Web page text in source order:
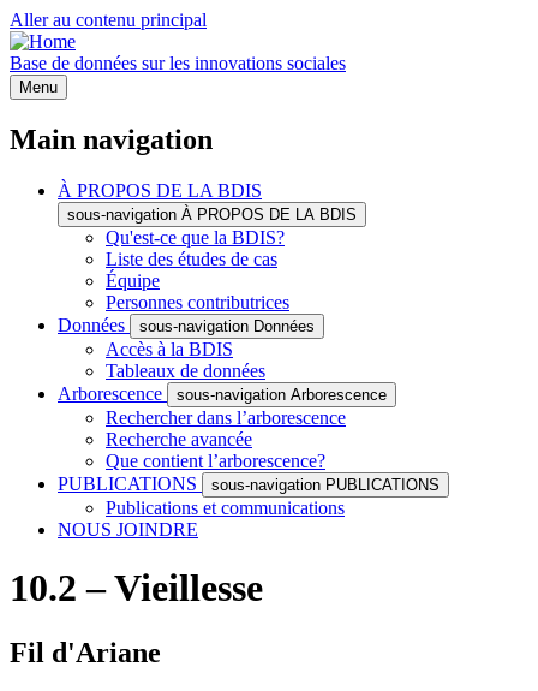
Aller au contenu principal
Base de données sur les innovations sociales
Menu
Main navigation
À PROPOS DE LA BDIS
sous-navigation À PROPOS DE LA BDIS
Qu'est-ce que la BDIS?
Liste des études de cas
Équipe
Personnes contributrices
Données
sous-navigation Données
Accès à la BDIS
Tableaux de données
Arborescence
sous-navigation Arborescence
Rechercher dans l’arborescence
Recherche avancée
Que contient l’arborescence?
PUBLICATIONS
sous-navigation PUBLICATIONS
Publications et communications
NOUS JOINDRE
10.2 – Vieillesse
Fil d'Ariane